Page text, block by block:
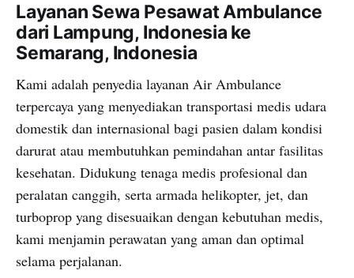
Layanan Sewa Pesawat Ambulance
dari Lampung, Indonesia ke
Semarang, Indonesia
Kami adalah penyedia layanan Air Ambulance
terpercaya yang menyediakan transportasi medis udara
domestik dan internasional bagi pasien dalam kondisi
darurat atau membutuhkan pemindahan antar fasilitas
kesehatan. Didukung tenaga medis profesional dan
peralatan canggih, serta armada helikopter, jet, dan
turboprop yang disesuaikan dengan kebutuhan medis,
kami menjamin perawatan yang aman dan optimal
selama perjalanan.